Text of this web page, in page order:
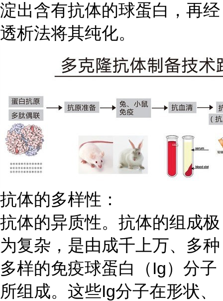
淀出含有抗体的球蛋白，再经
透析法将其纯化。
抗体的多样性：
抗体的异质性。抗体的组成极
为复杂，是由成千上万、多种
多样的免疫球蛋白（ Ig）分子
所组成。这些Ig分子在形状、